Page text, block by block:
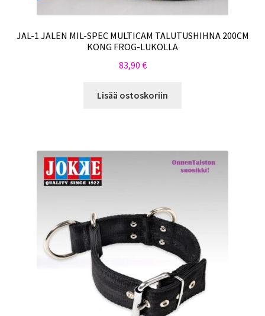
JAL-1 JALEN MIL-SPEC MULTICAM TALUTUSHIHNA 200CM
KONG FROG-LUKOLLA
83,90 €
Lisää ostoskoriin